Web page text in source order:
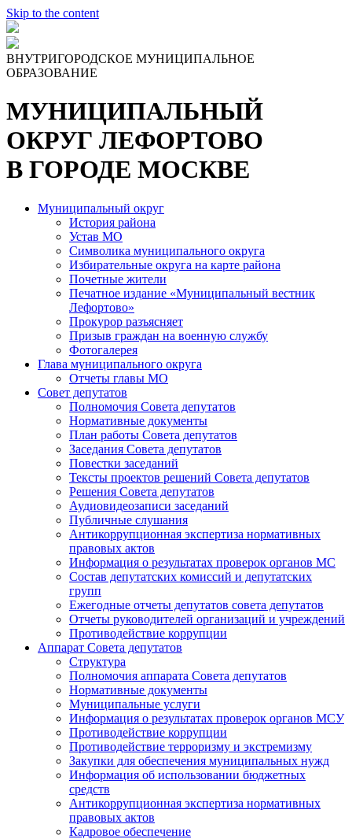
Skip to the content
ВНУТРИГОРОДСКОЕ МУНИЦИПАЛЬНОЕ
ОБРАЗОВАНИЕ
МУНИЦИПАЛЬНЫЙ
ОКРУГ ЛЕФОРТОВО
В ГОРОДЕ МОСКВЕ
Муниципальный округ
История района
Устав МО
Символика муниципального округа
Избирательные округа на карте района
Почетные жители
Печатное издание «Муниципальный вестник
Лефортово»
Прокурор разъясняет
Призыв граждан на военную службу
Фотогалерея
Глава муниципального округа
Отчеты главы МО
Совет депутатов
Полномочия Совета депутатов
Нормативные документы
План работы Совета депутатов
Заседания Cовета депутатов
Повестки заседаний
Тексты проектов решений Совета депутатов
Решения Совета депутатов
Аудиовидеозаписи заседаний
Публичные слушания
Антикоррупционная экспертиза нормативных
правовых актов
Информация о результатах проверок органов МС
Состав депутатских комиссий и депутатских
групп
Ежегодные отчеты депутатов совета депутатов
Отчеты руководителей организаций и учреждений
Противодействие коррупции
Аппарат Совета депутатов
Структура
Полномочия аппарата Совета депутатов
Нормативные документы
Муниципальные услуги
Информация о результатах проверок органов МСУ
Противодействие коррупции
Противодействие терроризму и экстремизму
Закупки для обеспечения муниципальных нужд
Информация об использовании бюджетных
средств
Антикоррупционная экспертиза нормативных
правовых актов
Кадровое обеспечение